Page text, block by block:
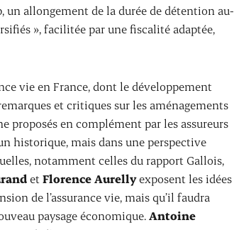
un allongement de la durée de détention au-
», facilitée par une fiscalité adaptée,
vie en France, dont le développement
et critiques sur les aménagements
proposés en complément par les assureurs
historique, mais dans une perspective
notamment celles du rapport Gallois,
etFlorence Aurellyexposent les idées
de l’assurance vie, mais qu’il faudra
paysage économique.Antoine